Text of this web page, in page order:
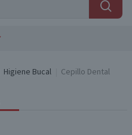
Higiene Bucal Cepillo Dental